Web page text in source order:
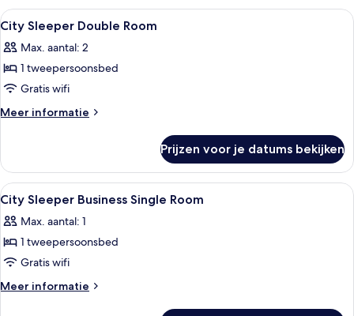
Twin
Room
Alle
foto's
voor
City
Sleeper
Double
Een kluis op de kamer, een
5
City Sleeper Double Room
Max. aantal: 2
1 tweepersoonsbed
Gratis wifi
Meer informatie
Meer
Sleeper
Double
Room
Prijzen voor je datums bekijken
Alle
foto's
voor
City
Sleeper
Business
Een kluis op de kamer, een
4
City Sleeper Business Single Room
Max. aantal: 1
1 tweepersoonsbed
Gratis wifi
Meer informatie
Meer